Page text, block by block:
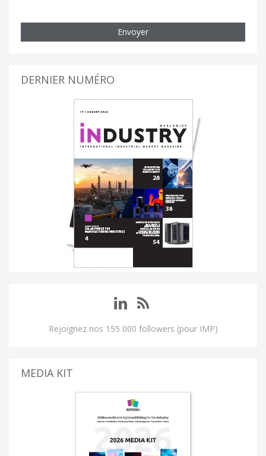
Envoyer
DERNIER NUMÉRO
Rejoignez nos 155 000 followers (pour IMP)
MEDIA KIT